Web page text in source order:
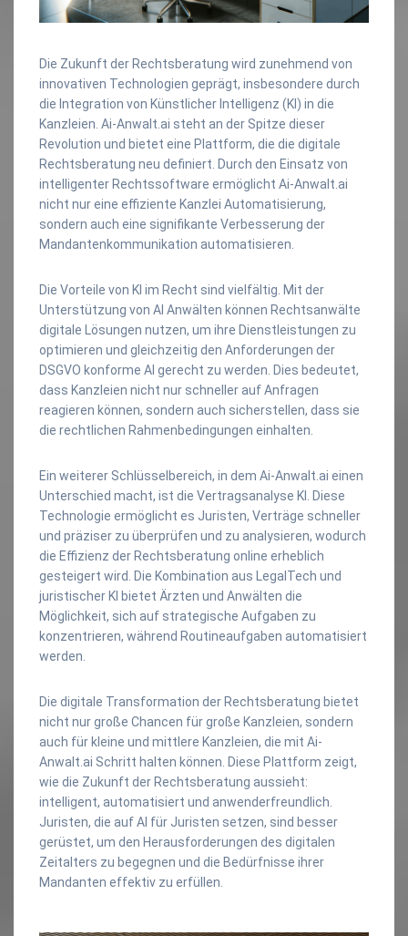
Die Zukunft der Rechtsberatung wird zunehmend von
innovativen Technologien geprägt, insbesondere durch
die Integration von Künstlicher Intelligenz (KI) in die
Kanzleien. Ai-Anwalt.ai steht an der Spitze dieser
Revolution und bietet eine Plattform, die die digitale
Rechtsberatung neu definiert. Durch den Einsatz von
intelligenter Rechtssoftware ermöglicht Ai-Anwalt.ai
nicht nur eine effiziente Kanzlei Automatisierung,
sondern auch eine signifikante Verbesserung der
Mandantenkommunikation automatisieren.
Die Vorteile von KI im Recht sind vielfältig. Mit der
Unterstützung von AI Anwälten können Rechtsanwälte
digitale Lösungen nutzen, um ihre Dienstleistungen zu
optimieren und gleichzeitig den Anforderungen der
DSGVO konforme AI gerecht zu werden. Dies bedeutet,
dass Kanzleien nicht nur schneller auf Anfragen
reagieren können, sondern auch sicherstellen, dass sie
die rechtlichen Rahmenbedingungen einhalten.
Ein weiterer Schlüsselbereich, in dem Ai-Anwalt.ai einen
Unterschied macht, ist die Vertragsanalyse KI. Diese
Technologie ermöglicht es Juristen, Verträge schneller
und präziser zu überprüfen und zu analysieren, wodurch
die Effizienz der Rechtsberatung online erheblich
gesteigert wird. Die Kombination aus LegalTech und
juristischer KI bietet Ärzten und Anwälten die
Möglichkeit, sich auf strategische Aufgaben zu
konzentrieren, während Routineaufgaben automatisiert
werden.
Die digitale Transformation der Rechtsberatung bietet
nicht nur große Chancen für große Kanzleien, sondern
auch für kleine und mittlere Kanzleien, die mit Ai-
Anwalt.ai Schritt halten können. Diese Plattform zeigt,
wie die Zukunft der Rechtsberatung aussieht:
intelligent, automatisiert und anwenderfreundlich.
Juristen, die auf AI für Juristen setzen, sind besser
gerüstet, um den Herausforderungen des digitalen
Zeitalters zu begegnen und die Bedürfnisse ihrer
Mandanten effektiv zu erfüllen.